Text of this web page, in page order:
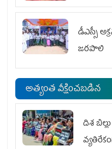
డీఎస్సీ
జరపాలి
అత్యంత వీక్షించబడిన
దిశ